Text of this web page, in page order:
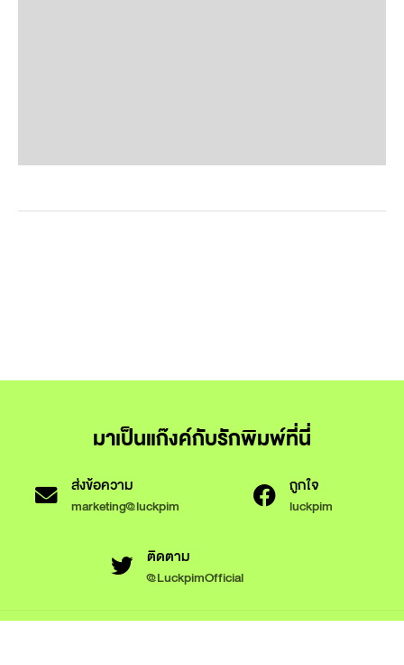
มาเป็นแก๊งค์กับรักพิมพ์ที่นี่
ส่งข้อความ
marketing@luckpim
ถูกใจ
luckpim
ติดตาม
@LuckpimOfficial